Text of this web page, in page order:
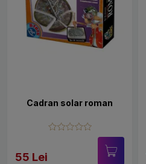
Cadran solar roman
55 Lei